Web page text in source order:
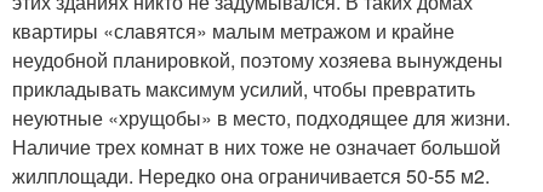
квартиры «славятся» малым метражом и крайне
неудобной планировкой, поэтому хозяева вынуждены
прикладывать максимум усилий, чтобы превратить
неуютные «хрущобы» в место, подходящее для жизни.
Наличие трех комнат в них тоже не означает большой
жилплощади. Нередко она ограничивается 50-55 м2.